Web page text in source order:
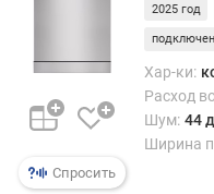
т
д
о
а
Спросить
2025 год
Хар-ки:
Расход
Шум: 44
Ширина